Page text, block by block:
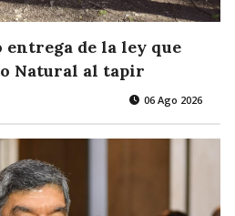
de la ley que
Natural al tapir
06 Ago 2026